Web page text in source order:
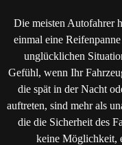
Die meisten Autofahrer
einmal eine
unglücklichen
Gefühl, wenn Ihr
die spät in der Nacht
auftreten, sind mehr als
die die Sicherheit des
keine Möglichkeit,